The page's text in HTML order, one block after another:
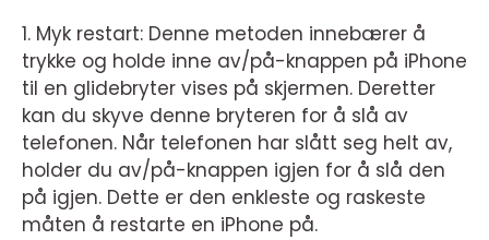
1. Myk restart: Denne metoden innebærer å
trykke og holde inne av/på-knappen på iPhone
til en glidebryter vises på skjermen. Deretter
kan du skyve denne bryteren for å slå av
telefonen. Når telefonen har slått seg helt av,
holder du av/på-knappen igjen for å slå den
på igjen. Dette er den enkleste og raskeste
måten å restarte en iPhone på.